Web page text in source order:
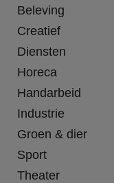
Beleving
Creatief
Diensten
Horeca
Handarbeid
Industrie
Groen & dier
Sport
Theater